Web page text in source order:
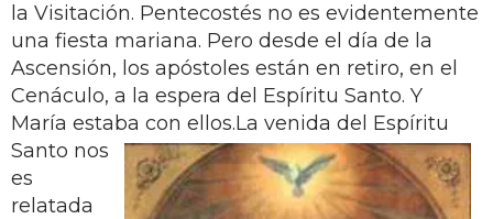
la Visitación. Pentecostés no es evidentemente
una fiesta mariana. Pero desde el día de la
Ascensión, los apóstoles están en retiro, en el
Cenáculo, a la espera del Espíritu Santo. Y
María estaba con ellos.La venida del Espíritu
Santo nos
es
relatada